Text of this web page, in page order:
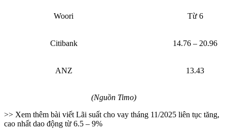
Woori Từ 6
Citibank 14.76 – 20.96
ANZ 13.43
(Nguồn Timo)
>> Xem thêm bài viết Lãi suất cho vay tháng 11/2025 liên tục tăng,
cao nhất dao động từ 6.5 – 9%